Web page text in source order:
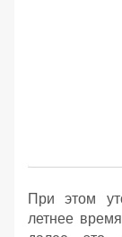
При этом
летнее